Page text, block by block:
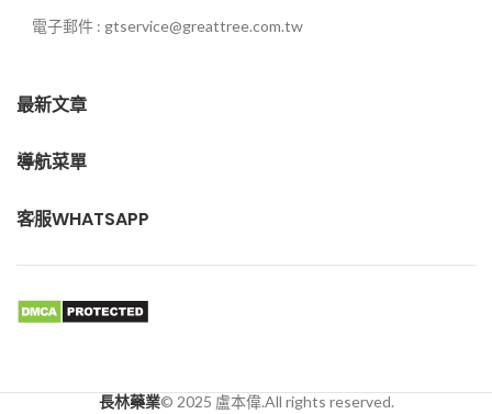
電子郵件 : gtservice@greattree.com.tw
最新文章
導航菜單
客服WHATSAPP
長林藥業© 2025 盧本偉.All rights reserved.